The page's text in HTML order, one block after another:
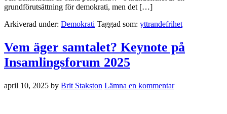
grundförutsättning för demokrati, men det […]
Arkiverad under: Demokrati Taggad som: yttrandefrihet
Vem äger samtalet? Keynote på
Insamlingsforum 2025
april 10, 2025 by Brit Stakston Lämna en kommentar